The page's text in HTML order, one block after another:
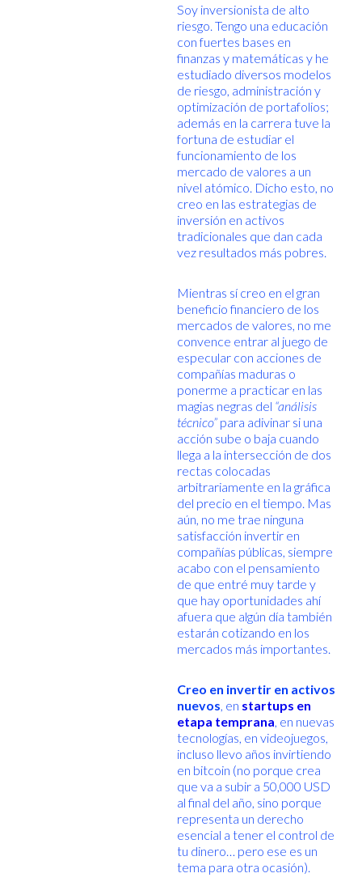
Soy inversionista de alto
riesgo. Tengo una educación
con fuertes bases en
finanzas y matemáticas y he
estudiado diversos modelos
de riesgo, administración y
optimización de portafolios;
además en la carrera tuve la
fortuna de estudiar el
funcionamiento de los
mercado de valores a un
nivel atómico. Dicho esto, no
creo en las estrategias de
inversión en activos
tradicionales que dan cada
vez resultados más pobres.
Mientras sí creo en el gran
beneficio financiero de los
mercados de valores, no me
convence entrar al juego de
especular con acciones de
compañías maduras o
ponerme a practicar en las
magias negras del “análisis
técnico”para adivinar si una
acción sube o baja cuando
llega a la intersección de dos
rectas colocadas
arbitrariamente en la gráfica
del precio en el tiempo. Mas
aún, no me trae ninguna
satisfacción invertir en
compañías públicas, siempre
acabo con el pensamiento
de que entré muy tarde y
que hay oportunidades ahí
afuera que algún día también
estarán cotizando en los
mercados más importantes.
Creo en invertir en activos
nuevos , en startups en
etapa temprana , en nuevas
tecnologías, en videojuegos,
incluso llevo años invirtiendo
en bitcoin (no porque crea
que va a subir a 50,000 USD
al final del año, sino porque
representa un derecho
esencial a tener el control de
tu dinero… pero ese es un
tema para otra ocasión).